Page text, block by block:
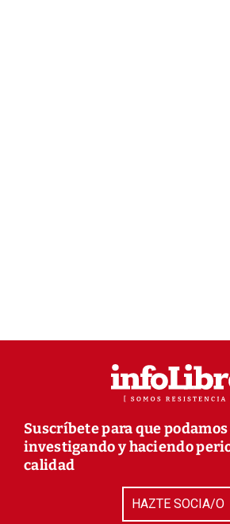
Suscríbete para que
investigando y haciendo
calidad
HAZTE SOCIA/O